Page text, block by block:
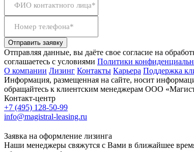
ФИО контактного лица*
Номер телефона*
Отправить заявку
Отправляя данные, вы даёте свое согласие на
соглашаетесь с условиями Политики
О компании Лизинг Контакты Карьера Поддержка
Информация, размещенная на сайте, носит
обращайтесь к клиентским менеджерам ООО
Контакт-центр
+7 (495) 128-50-99
info@magistral-leasing.ru
Заявка на оформление лизинга
Наши менеджеры свяжутся с Вами в ближайшее